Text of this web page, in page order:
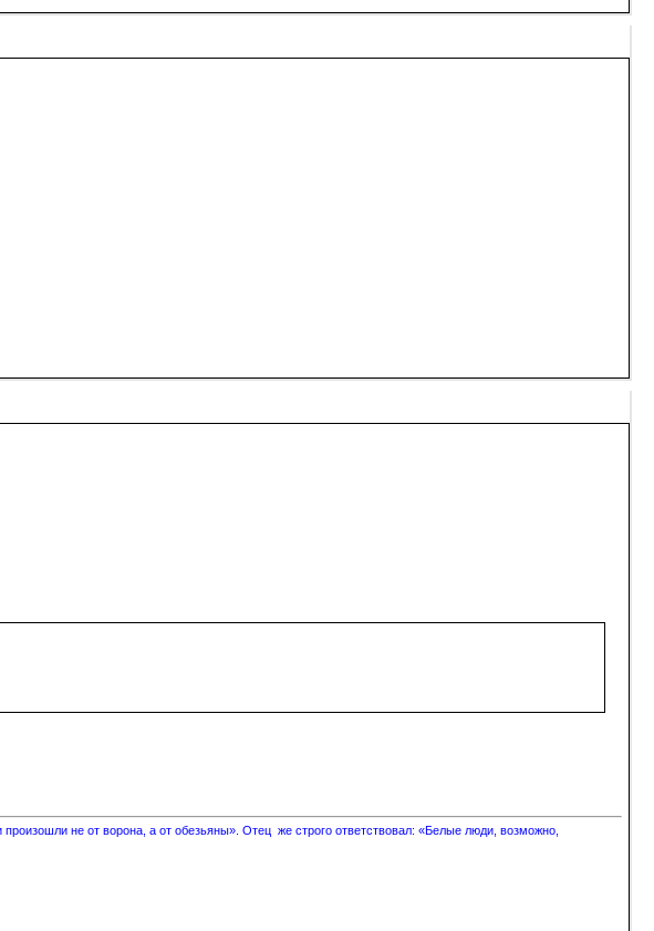
не от ворона, а от обезьяны». Отец же строго ответствовал: «Белые люди, возможно,